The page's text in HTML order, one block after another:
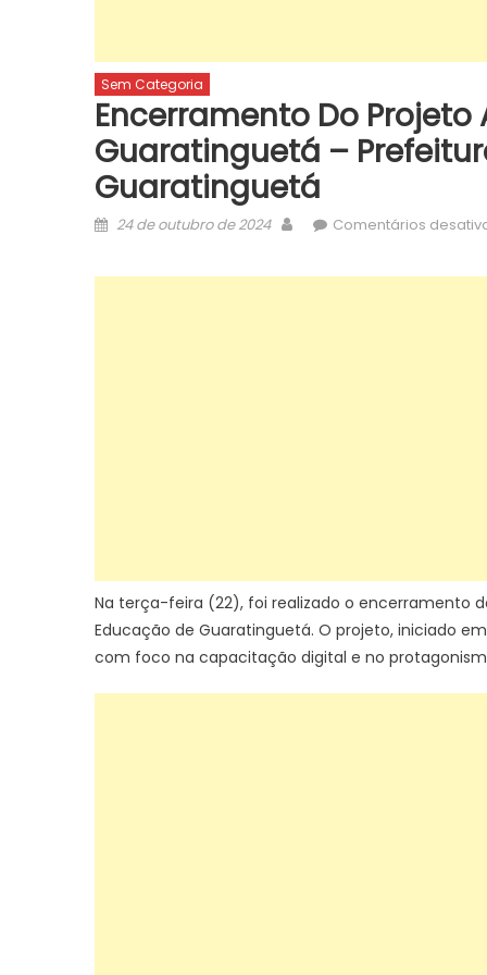
Sem Categoria
Encerramento Do Projeto
Guaratinguetá –
Guaratinguetá
Posted
24 de outubro de 2024 AuthorComentários
Na terça-feira (22), foi realizado o encerramento
Educação de Guaratinguetá. O projeto, iniciado
com foco na capacitação digital e no